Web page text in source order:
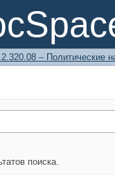
– Политические
поиска.